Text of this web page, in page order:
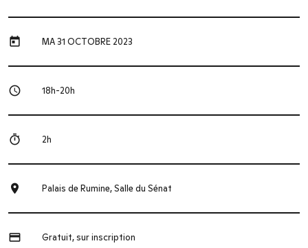
today MA 31 OCTOBRE 2023
schedule 18h-20h
timer 2h
place Palais de Rumine, Salle du Sénat
credit_card Gratuit, sur inscription